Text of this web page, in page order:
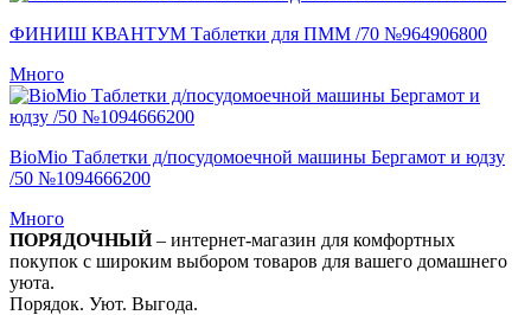
ФИНИШ КВАНТУМ Таблетки для ПММ /70 №964906800
Много
BioMio Таблетки д/посудомоечной машины Бергамот и юдзу
/50 №1094666200
Много
ПОРЯДОЧНЫЙ– интернет-магазин для комфортных
покупок с широким выбором товаров для вашего домашнего
уюта.
Порядок. Уют. Выгода.